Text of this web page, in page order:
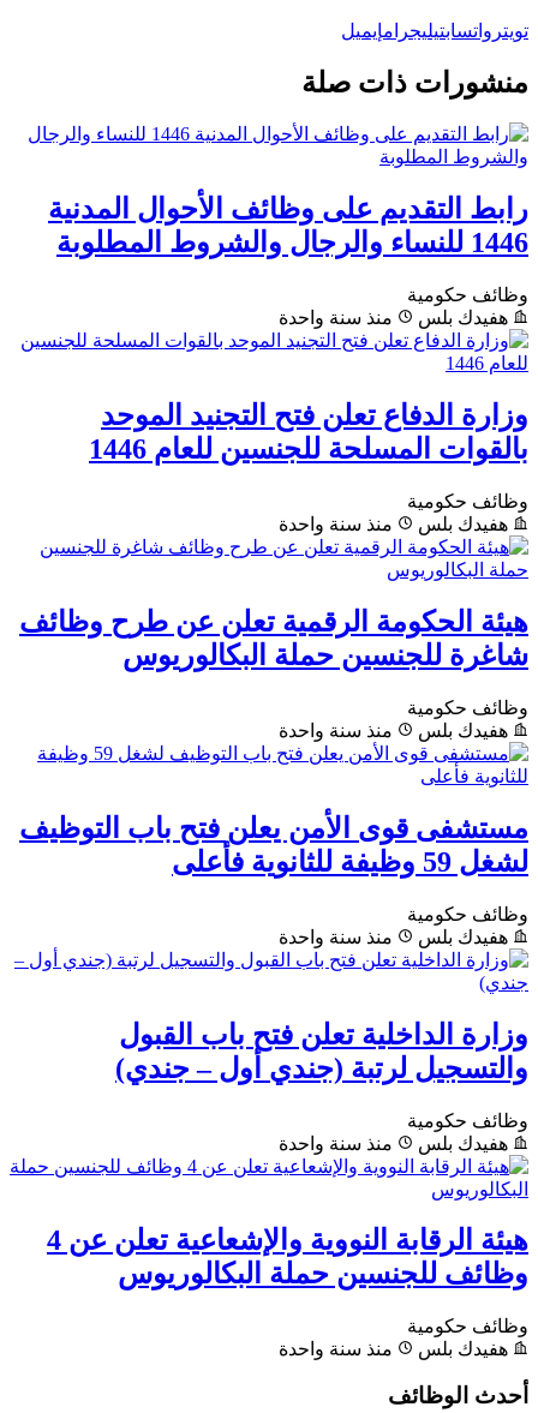
تويتر واتسابتيليجرامإيميل
منشورات ذات صلة
رابط التقديم على وظائف الأحوال المدنية
1446 للنساء والرجال والشروط المطلوبة
وظائف حكومية
هفيدك بلس
منذ سنة واحدة
وزارة الدفاع تعلن فتح التجنيد الموحد
بالقوات المسلحة للجنسين للعام 1446
وظائف حكومية
هفيدك بلس
منذ سنة واحدة
هيئة الحكومة الرقمية تعلن عن طرح وظائف
شاغرة للجنسين حملة البكالوريوس
وظائف حكومية
هفيدك بلس
منذ سنة واحدة
مستشفى قوى الأمن يعلن فتح باب التوظيف
لشغل 59 وظيفة للثانوية فأعلى
وظائف حكومية
هفيدك بلس
منذ سنة واحدة
وزارة الداخلية تعلن فتح باب القبول
والتسجيل لرتبة (جندي أول – جندي)
وظائف حكومية
هفيدك بلس
منذ سنة واحدة
هيئة الرقابة النووية والإشعاعية تعلن عن 4
وظائف للجنسين حملة البكالوريوس
وظائف حكومية
هفيدك بلس
منذ سنة واحدة
أحدث الوظائف